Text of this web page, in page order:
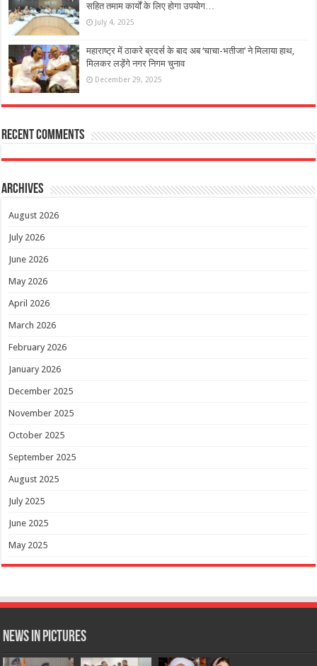
सहित तमाम कार्यों के लिए होगा उपयोग…
July 4, 2025
महाराष्ट्र में ठाकरे ब्रदर्स के बाद अब ‘चाचा-भतीजा’ ने मिलाया हाथ,
मिलकर लड़ेंगे नगर निगम चुनाव
December 29, 2025
Recent Comments
Archives
August 2026
July 2026
June 2026
May 2026
April 2026
March 2026
February 2026
January 2026
December 2025
November 2025
October 2025
September 2025
August 2025
July 2025
June 2025
May 2025
News in Pictures